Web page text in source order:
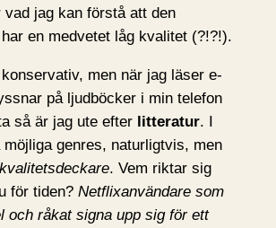
vad jag kan förstå att den
en medvetet låg kvalitet (?!?!).
men när jag läser e-
på ljudböcker i min telefon
så är jag ute efter litteratur. I
möjliga genres, naturligtvis, men
. Vem riktar sig
för tiden? Netflixanvändare som
och råkat signa upp sig för ett